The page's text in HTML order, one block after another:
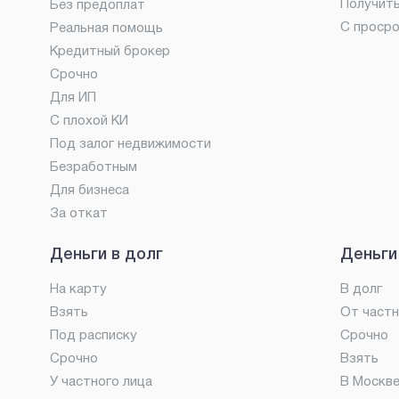
Без предоплат
Реальная помощь
Кредитный брокер
Срочно
Для ИП
С плохой КИ
Под залог недвижимости
Безработным
Для бизнеса
За откат
С
Деньги в долг
На карту
Взять
Под расписку
Срочно
У частного лица
В долг
От
Срочно
Взять
В Москве